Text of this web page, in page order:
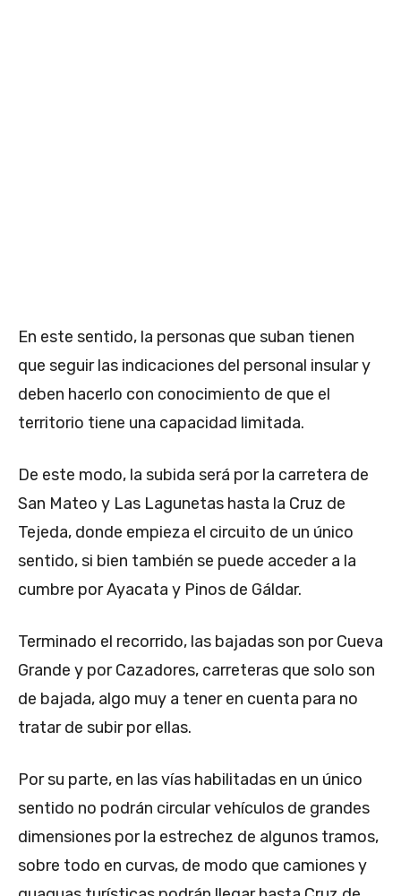
En este sentido, la personas que suban tienen
que seguir las indicaciones del personal insular y
deben hacerlo con conocimiento de que el
territorio tiene una capacidad limitada.
De este modo, la subida será por la carretera de
San Mateo y Las Lagunetas hasta la Cruz de
Tejeda, donde empieza el circuito de un único
sentido, si bien también se puede acceder a la
cumbre por Ayacata y Pinos de Gáldar.
Terminado el recorrido, las bajadas son por Cueva
Grande y por Cazadores, carreteras que solo son
de bajada, algo muy a tener en cuenta para no
tratar de subir por ellas.
Por su parte, en las vías habilitadas en un único
sentido no podrán circular vehículos de grandes
dimensiones por la estrechez de algunos tramos,
sobre todo en curvas, de modo que camiones y